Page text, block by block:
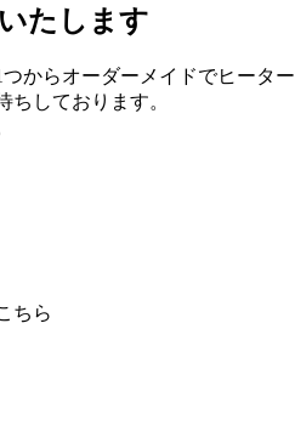
たします
からオーダーメイドでヒーター
ちしております。
ちら